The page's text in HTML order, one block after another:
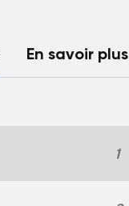
En savoir plus
1